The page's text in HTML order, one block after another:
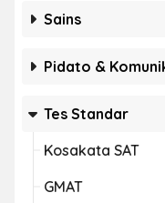
Sains
Pidato &
Tes Standar
Kosakata SAT
GMAT